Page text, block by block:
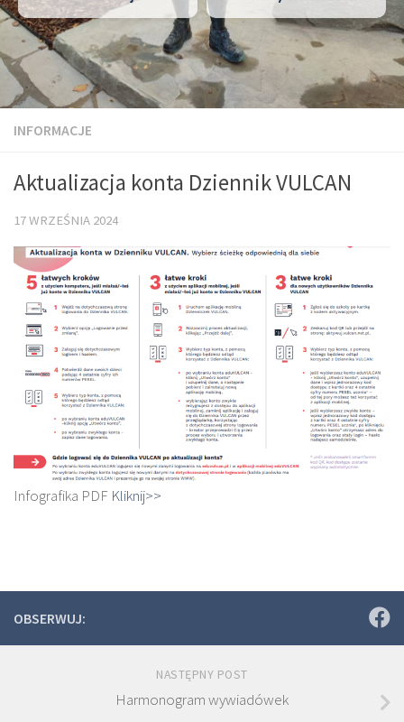
INFORMACJE
Aktualizacja konta Dziennik VULCAN
17 WRZEŚNIA 2024
Infografika PDF Kliknij>>
OBSERWUJ:
NASTĘPNY POST
Harmonogram wywiadówek